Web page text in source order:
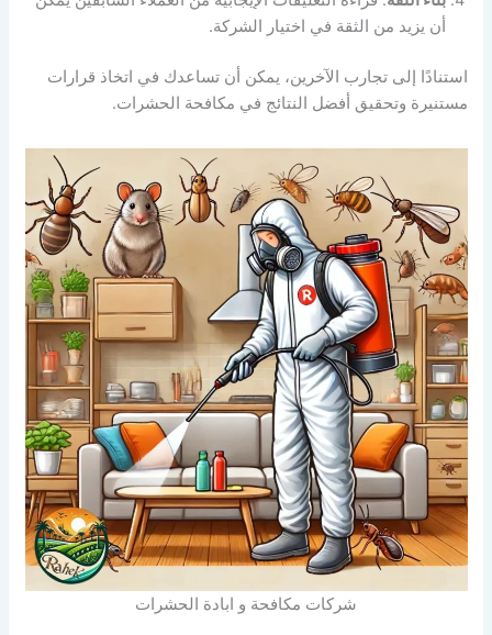
أن يزيد من الثقة في اختيار الشركة.
استنادًا إلى تجارب الآخرين، يمكن أن تساعدك في اتخاذ قرارات
مستنيرة وتحقيق أفضل النتائج في مكافحة الحشرات.
شركات مكافحة و ابادة الحشرات